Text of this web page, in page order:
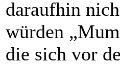
daraufhin
würden
die sich vor